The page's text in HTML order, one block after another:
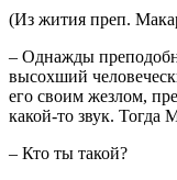
(Из жития преп.
– Однажды
высохший
его своим жезлом,
какой-то звук. Тогда
– Кто ты такой?